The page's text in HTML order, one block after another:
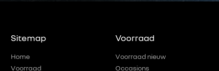
Sitemap
Home
Voorraad
Voorraad
Voorraad nieuw
Occasions